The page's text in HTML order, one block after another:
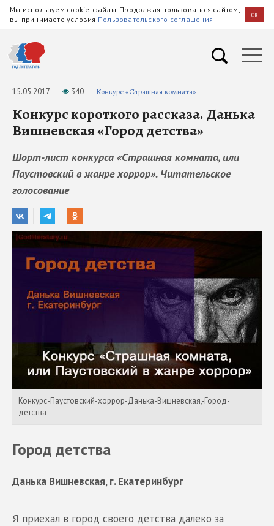
Мы используем cookie-файлы. Продолжая пользоваться сайтом,
вы принимаете условия Пользовательского соглашения OK
15.05.2017 340 Конкурс «Страшная комната»
Конкурс короткого рассказа. Данька
Вишневская «Город детства»
Шорт-лист конкурса «Страшная комната, или
Паустовский в жанре хоррор». Читательское
голосование
Конкурс-Паустовский-хоррор-Данька-Вишневская,-Город-
детства
Город детства
Данька Вишневская, г. Екатеринбург
Я приехал в город своего детства далеко за